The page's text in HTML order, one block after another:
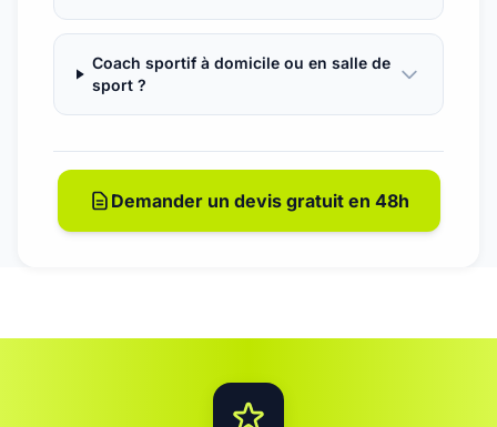
Coach sportif à domicile ou en salle de
sport ?
Demander un devis gratuit en 48h